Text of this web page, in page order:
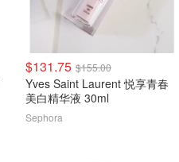
$131.75 $155.00
Yves Saint Laurent 悦享青春
美白精华液 30ml
Sephora